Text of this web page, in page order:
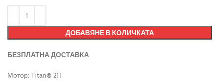
ДОБАВЯНЕ В КОЛИЧКАТА
БЕЗПЛАТНА ДОСТАВКА
Мотор: Titan® 21T